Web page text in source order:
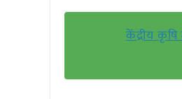
केंद्रीय